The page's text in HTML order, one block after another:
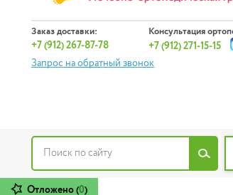
Заказ доставки:
+7 (912) 267-87-78
Консультация
+7 (912) 271-15-15
Запрос на обратный звонок
Отложено (0)